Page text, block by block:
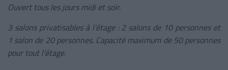
Ouvert tous les jours midi et soir.
3 salons privatisables à l’étage : 2 salons de 10 personnes et
1 salon de 20 personnes. Capacité maximum de 50 personnes
pour tout l’étage.